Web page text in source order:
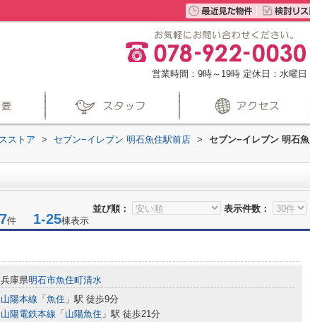
営業時間：9時～19時 定休日：水曜日
ストア > セブン−イレブン 明石魚住駅前店 >
セブン−イレブン 明石魚
並び順：
表示件数：
件 1-25棟表示
兵庫県明石市魚住町清水
山陽本線 「 魚住 」駅 徒歩9分
山陽電鉄本線 「 山陽魚住 」駅 徒歩21分